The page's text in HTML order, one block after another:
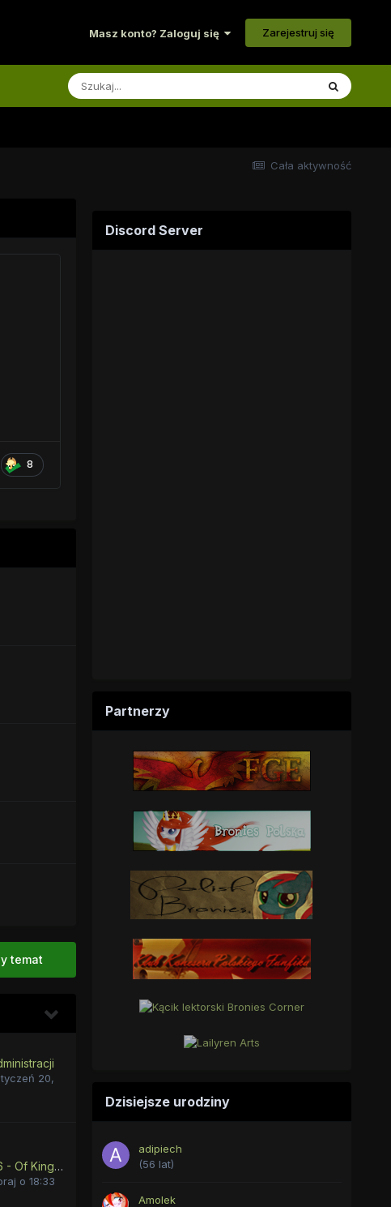
Masz konto? Zaloguj się Zarejestruj się
Cała aktywność
8
temat
20,
Czequestria 2026 - Of Kings and Queens (21. - 23. 8., Prague)
o 18:33
Discord Server
Partnerzy
Dzisiejsze urodziny
adipiech
(56 lat)
Amolek